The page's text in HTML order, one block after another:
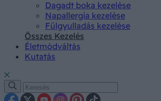
Dagadt boka kezelése
Napallergia kezelése
Fülgyulladás kezelése
Összes Kezelés
Életmódváltás
Kutatás